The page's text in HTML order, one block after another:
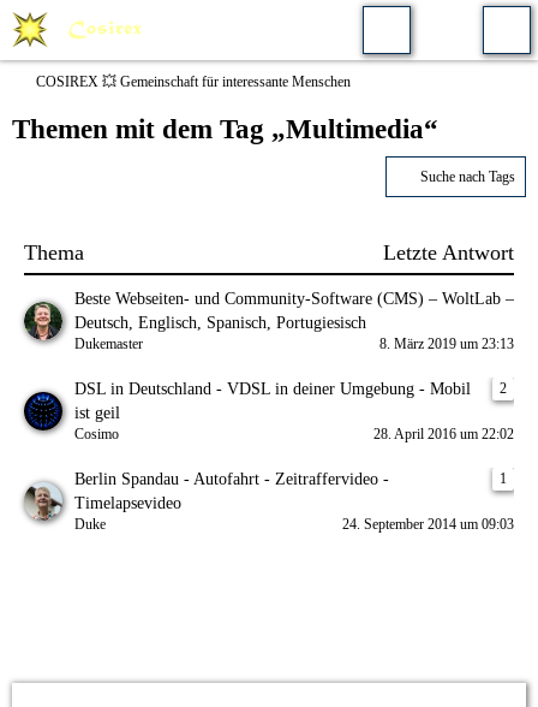
COSIREX 💥 Gemeinschaft für interessante Menschen
Themen mit dem Tag „Multimedia“
Suche nach Tags
Thema Letzte Antwort
Beste Webseiten- und Community-Software (CMS) – WoltLab –
Deutsch, Englisch, Spanisch, Portugiesisch
Dukemaster 8. März 2019 um 23:13
DSL in Deutschland - VDSL in deiner Umgebung - Mobil
ist geil
2
Cosimo 28. April 2016 um 22:02
Berlin Spandau - Autofahrt - Zeitraffervideo -
Timelapsevideo
1
Duke 24. September 2014 um 09:03